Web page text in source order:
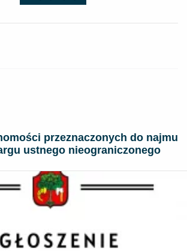
przeznaczonych do najmu
ustnego nieograniczonego